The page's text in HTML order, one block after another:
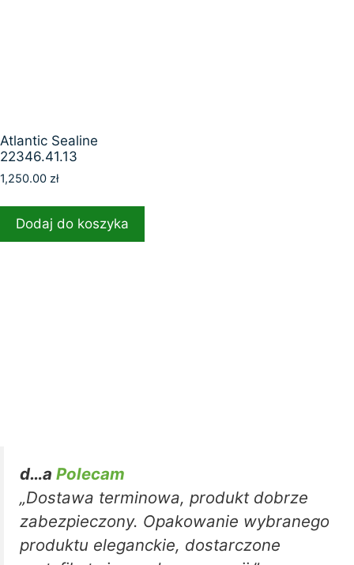
Atlantic Sealine
22346.41.13
1,250.00 zł
Dodaj do koszyka
d…a Polecam
„Dostawa terminowa, produkt dobrze
zabezpieczony. Opakowanie wybranego
produktu eleganckie, dostarczone